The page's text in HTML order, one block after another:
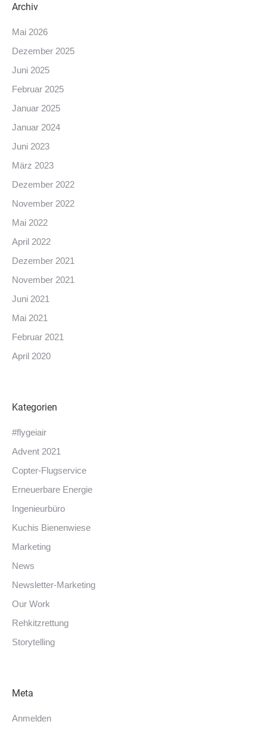
Archiv
Mai 2026
Dezember 2025
Juni 2025
Februar 2025
Januar 2025
Januar 2024
Juni 2023
März 2023
Dezember 2022
November 2022
Mai 2022
April 2022
Dezember 2021
November 2021
Juni 2021
Mai 2021
Februar 2021
April 2020
Kategorien
#flygeiair
Advent 2021
Copter-Flugservice
Erneuerbare Energie
Ingenieurbüro
Kuchis Bienenwiese
Marketing
News
Newsletter-Marketing
Our Work
Rehkitzrettung
Storytelling
Meta
Anmelden